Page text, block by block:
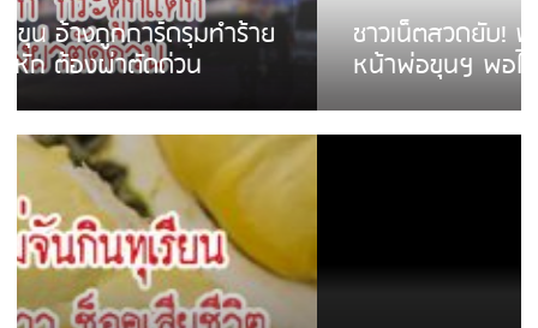
ชาวเน็ตสวดยับ! พบพม่าเร่ขายพวงมาลัย
หน้าพ่อขุนฯ พอไม่ซื้อเดินตาม